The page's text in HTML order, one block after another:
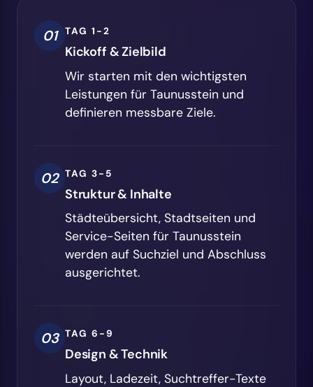
01 TAG 1-2
Kickoff & Zielbild
Wir starten mit den wichtigsten
Leistungen für Taunusstein und
definieren messbare Ziele.
02 TAG 3-5
Struktur & Inhalte
Städteübersicht, Stadtseiten und
Service-Seiten für Taunusstein
werden auf Suchziel und Abschluss
ausgerichtet.
03 TAG 6-9
Design & Technik
Layout, Ladezeit, Suchtreffer-Texte